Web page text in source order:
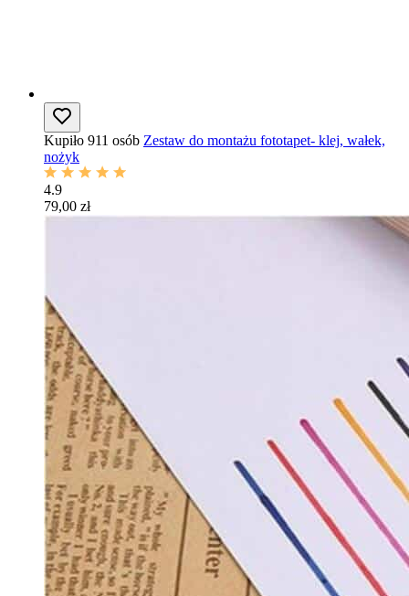
Kupiło 911 osób Zestaw do montażu fototapet- klej, wałek,
nożyk
4.9
79,00 zł